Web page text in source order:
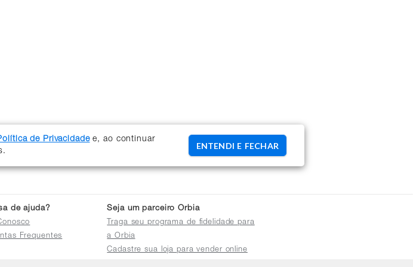
de Privacidadee, ao continuar
ENTENDI E FECHAR
de ajuda?
Frequentes
Seja um parceiro Orbia
Traga seu programa de fidelidade para
a Orbia
Cadastre sua loja para vender online